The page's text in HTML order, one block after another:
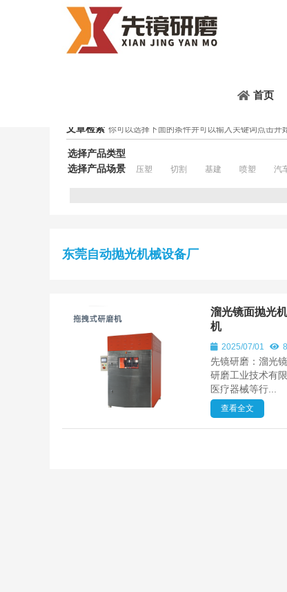
首页
文章检索 你可以选择下面的条件并可以输入关键词点击开
选择产品类型
选择产品场景
压塑 切割 基建 喷塑 汽
东莞自动抛光机械设备厂
溜光镜面抛光
机
2025/07/01
先镜研磨：溜光
研磨工业技术有
医疗器械等行...
查看全文